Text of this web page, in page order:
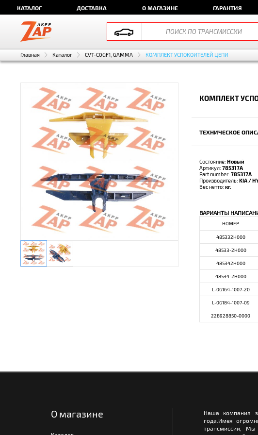
КАТАЛОГ ДОСТАВКА О МАГАЗИНЕ ГАРАНТИЯ
Главная Каталог CVT-C0GF1, GAMMA КОМПЛЕКТ УСПОКОИТЕЛЕЙ ЦЕПИ
КОМПЛЕКТ
ТЕХНИЧЕСКОЕ
Состояние: Новый
Артикул: 785317A
Part number: 785317A
Производитель: KIA /
Вес нетто: кг.
ВАРИАНТЫ
НОМЕР
485332H000
48533-2H000
485342H000
48534-2H000
L-0G164-1007-20
L-0G184-1007-09
228928850-0000
О магазине
Наша компания
года.Имея
трансмиссий, Мы